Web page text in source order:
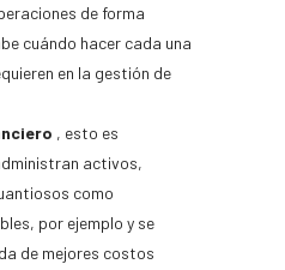
de forma
cuándo hacer cada una
en la gestión de
, esto es
activos,
como
por ejemplo y se
de mejores costos